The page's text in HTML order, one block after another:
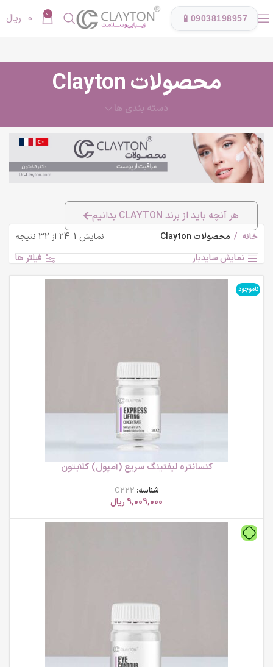
📱 09038198957
0
0 ریال
محصولات Clayton
دسته بندی ها
هر آنچه باید از برند CLAYTON بدانیم
خانه محصولات Clayton
نمایش 1–24 از 32 نتیجه
نمایش سایدبار
فیلتر ها
ناموجود
کنسانتره لیفتینگ سریع (آمپول) کلایتون
شناسه: C222
9,009,000 ریال